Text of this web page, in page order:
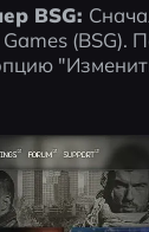
BSG:
(BSG).